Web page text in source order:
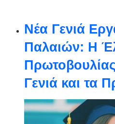
Νέα Γενιά
Παλαιών: Η
Γενιά και τα